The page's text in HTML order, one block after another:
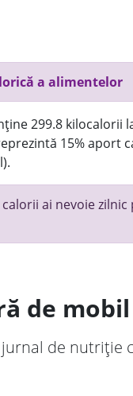
a alimentelor
299.8 kilocalorii
15% aport
ai nevoie
de mobil
de nutriție